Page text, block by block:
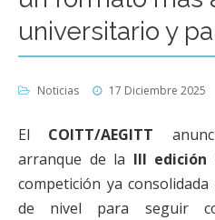
universitario y
Noticias 17 Diciembre 2025
El COITT/AEGITT
arranque de la III edición
competición ya
de nivel para seguir